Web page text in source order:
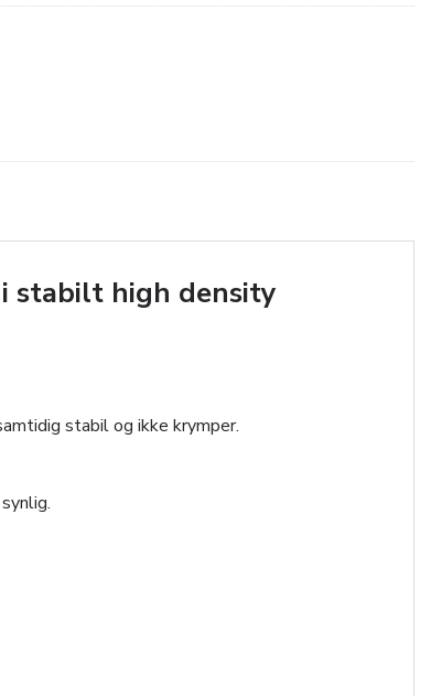
stabilt high density
stabil og ikke krymper.